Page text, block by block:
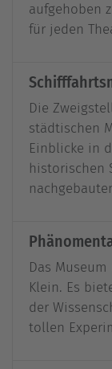
aufgehoben
für jeden
Die
städtischen
Einblicke in
historischen
Das
Klein. Es
der
tollen